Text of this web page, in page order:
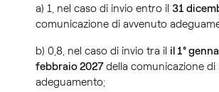
a) 1, nel caso di invio entro il 31
comunicazione di avvenuto
b) 0,8, nel caso di invio tra il il 1°
febbraio 2027della comunicazione di
adeguamento;